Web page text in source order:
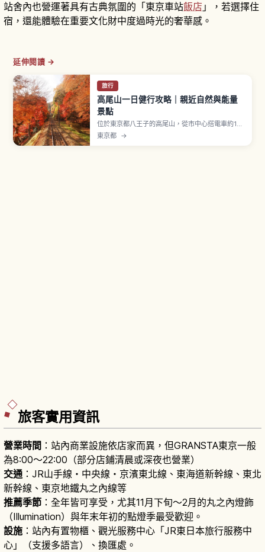
站舍內也營運著具有古典氛圍的「東京車站飯店 」，若選擇住
宿，還能體驗在重要文化財中度過時光的奢華感。
延伸閱讀 →
旅行
高尾山一日健行攻略｜親近自然與能量
景點
位於東京都八王子的高尾山，從市中心搭電車約1小
時即可抵達，是人氣的一日健行景點。文章介紹多
東京都 →
旅客實用資訊
營業時間 ：站內商業設施依店家而異，但GRANSTA東京一般
為8:00〜22:00（部分店鋪清晨或深夜也營業）
交通 ：JR山手線・中央線・京濱東北線、東海道新幹線、東北
新幹線、東京地鐵丸之內線等
推薦季節 ：全年皆可享受，尤其11月下旬〜2月的丸之內燈飾
（Illumination）與年末年初的點燈季最受歡迎。
設施 ：站內有置物櫃、觀光服務中心「JR東日本旅行服務中
心」（支援多語言）、換匯處。